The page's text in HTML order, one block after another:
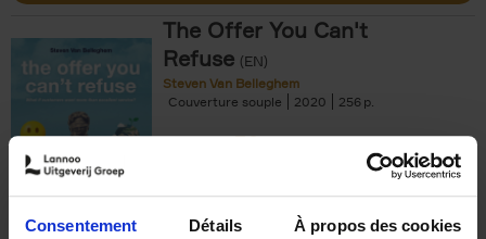
Consentement Détails À propos des cookies
The Offer You Can't
Refuse (EN)
Steven Van Belleghem
Couverture souple
2020 256
€37,50